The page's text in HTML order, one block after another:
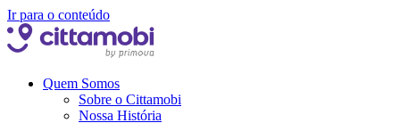
Ir para o conteúdo
Quem Somos
Sobre o Cittamobi
Nossa História